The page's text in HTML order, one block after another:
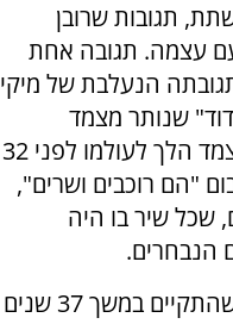
תגובות שרובן
עצמה. תגובה אחת
הנעלבת של מיקי
שנותר מצמד
הדודאים. (בני אמדורסקי חברו לצמד הלך לעולמו לפני 32
"הם רוכבים ושרים",
שכל שיר בו היה
הנבחרים.
צדקה מיקי גוריון: צמד הדודאים שהתקיים במשך 37 שנים